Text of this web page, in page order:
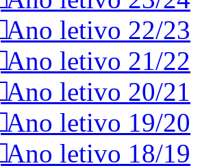
Ano letivo 22/23
Ano letivo 21/22
Ano letivo 20/21
Ano letivo 19/20
Ano letivo 18/19